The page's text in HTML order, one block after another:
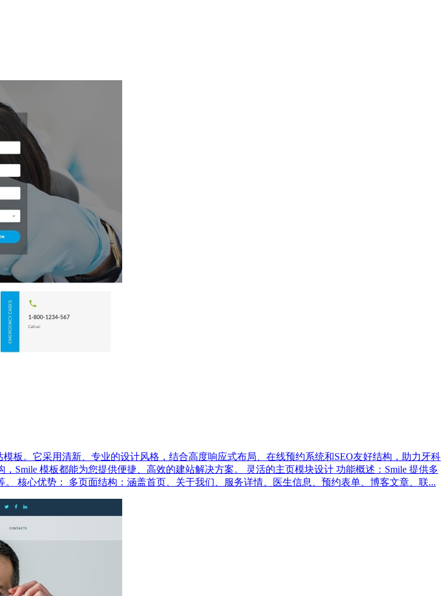
板。它采用清新、专业的设计风格，结合高度响应式布局、在线预约系统和SEO友好结构，助力牙科
Smile 模板都能为您提供便捷、高效的建站解决方案。 灵活的主页模块设计 功能概述：Smile 提供多
核心优势： 多页面结构：涵盖首页、关于我们、服务详情、医生信息、预约表单、博客文章、联...